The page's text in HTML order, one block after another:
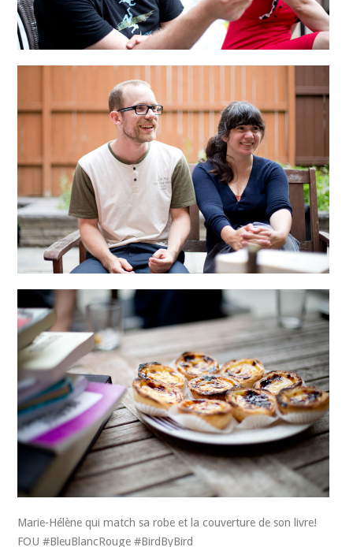
Marie-Hélène qui match sa robe et la couverture de son livre!
FOU #BleuBlancRouge #BirdByBird